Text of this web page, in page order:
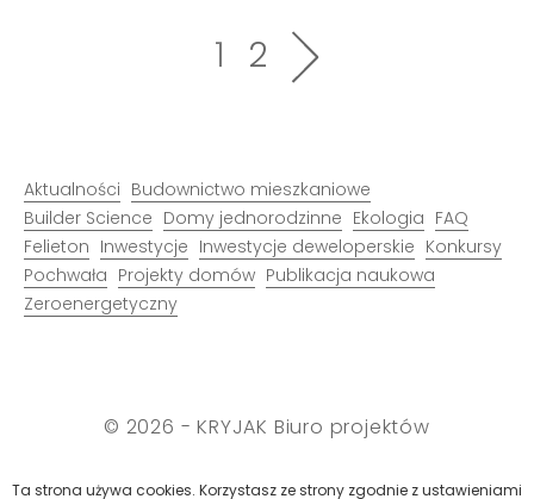
Ta strona używa cookies. Korzystasz ze strony zgodnie z ustawieniami
1 2
Aktualności Budownictwo mieszkaniowe
Builder Science Domy jednorodzinne Ekologia FAQ
Felieton Inwestycje Inwestycje deweloperskie Konkursy
Pochwała Projekty domów Publikacja naukowa
Zeroenergetyczny
© 2026 - KRYJAK Biuro projektów
Polityka cookies